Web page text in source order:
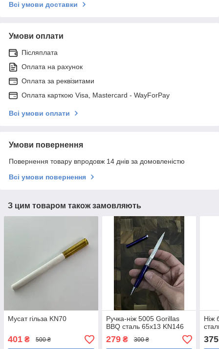
Всі умови доставки
Умови оплати
Післяплата
Оплата на рахунок
Оплата за реквізитами
Оплата карткою Visa, Mastercard - WayForPay
Всі умови оплати
Умови повернення
Повернення товару впродовж 14 днів за домовленістю
Всі умови повернення
З цим товаром також замовляють
Мусат гільза KN70
401 ₴ 500 ₴
Ручка-ніж 5005 Gorillas
BBQ сталь 65х13 KN146
279₴ 300 ₴
Ніж
375